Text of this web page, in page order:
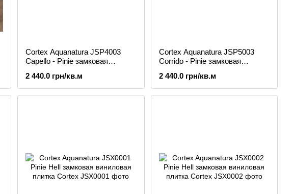
Cortex Aquanatura JSP4003
Capello - Pinie замковая
2 440.0 грн/кв.м
Cortex Aquanatura JSP5003
Corrido - Pinie замковая
2 440.0 грн/кв.м